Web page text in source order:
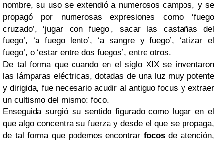
nombre, su uso se extendió a numerosos campos, y se
propagó por numerosas expresiones como ‘fuego
cruzado’, ‘jugar con fuego’, sacar las castañas del
fuego’, ‘a fuego lento’, ‘a sangre y fuego’, ‘atizar el
fuego’, o ‘estar entre dos fuegos’, entre otros.
De tal forma que cuando en el siglo XIX se inventaron
las lámparas eléctricas, dotadas de una luz muy potente
y dirigida, fue necesario acudir al antiguo focus y extraer
un cultismo del mismo: foco.
Enseguida surgió su sentido figurado como lugar en el
que algo concentra su fuerza y desde el que se propaga,
de tal forma que podemos encontrar focosde atención,